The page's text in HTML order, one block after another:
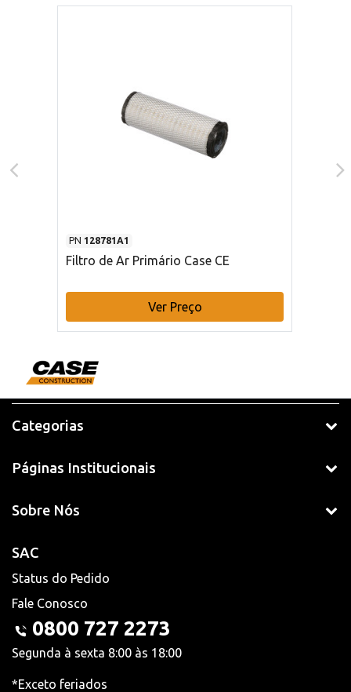
PN 128781A1
Filtro de Ar Primário Case CE
Ver Preço
Categorias
Páginas Institucionais
Sobre Nós
SAC
Status do Pedido
Fale Conosco
0800 727 2273
Segunda à sexta 8:00 às 18:00
*Exceto feriados